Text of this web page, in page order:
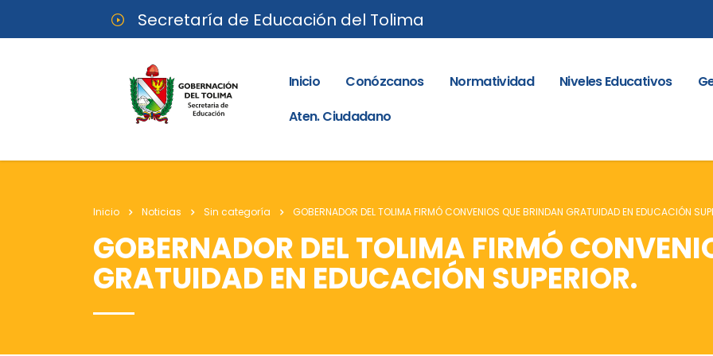
Secretaría de Educación del Tolima
Inicio Conózcanos Normatividad Niveles Educativos
Aten. Ciudadano
Inicio Noticias Sin categoría GOBERNADOR DEL TOLIMA FIRMÓ CONVENIOS QUE BRINDAN GRATUIDAD EN EDUCACIÓN
GOBERNADOR DEL TOLIMA FIRMÓ
GRATUIDAD EN EDUCACIÓN SUPERIOR.